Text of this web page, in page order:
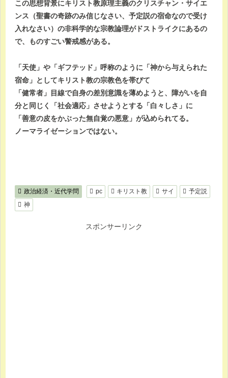
この思想背景にキリスト教原理主義のクリスチャン・サイエ
ンス（聖書の奇跡のみ信じなさい、予定説の宿命なので受け
入れなさい）の非科学的な宗教論理がドストライクにあるの
で、ものすごい警戒感がある。
「天使」や「ギフテッド」呼称のように「神から与えられた
宿命」としてキリスト教の宗教色を帯びて
「健常者」目線で自身の差別意識を薄めようと、障がいを自
分と同じく「社会適応」させようとする「白々しさ」に
「善意の皮をかぶった無自覚の悪意」が込められてる。
ノーマライゼーションではない。
政治経済・近代学問 pc キリスト教 サイ
予定説
神
スポンサーリンク